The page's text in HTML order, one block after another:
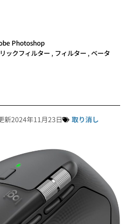
Photoshop
ックフィルター , フィルター , ベータ
新2024年11月23日
取り消し